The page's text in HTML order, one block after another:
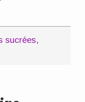
sucrées,